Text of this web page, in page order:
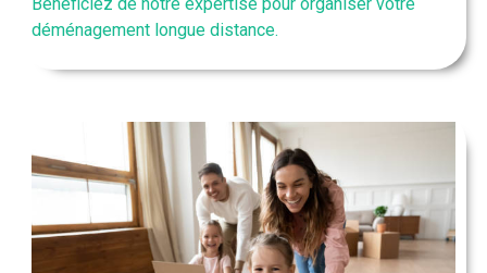
déménagement longue distance.